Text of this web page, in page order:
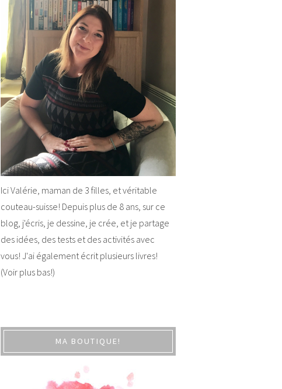
Ici Valérie, maman de 3 filles, et véritable
couteau-suisse! Depuis plus de 8 ans, sur ce
blog, j'écris, je dessine, je crée, et je partage
des idées, des tests et des activités avec
vous! J'ai également écrit plusieurs livres!
(Voir plus bas!)
MA BOUTIQUE!